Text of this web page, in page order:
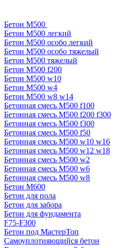
Бетон М500
Бетон М500 легкий
Бетон М500 особо легкий
Бетон М500 особо тяжелый
Бетон М500 тяжелый
Бетон М500 f200
Бетон М500 w10
Бетон М500 w4
Бетон М500 w8 w14
Бетонная смесь М500 f100
Бетонная смесь М500 f200 f300
Бетонная смесь М500 f300
Бетонная смесь М500 f50
Бетонная смесь М500 w10 w16
Бетонная смесь М500 w12 w18
Бетонная смесь М500 w2
Бетонная смесь М500 w6
Бетонная смесь М500 w8
Бетон М600
Бетон для пола
Бетон для забора
Бетон для фундамента
F75-F300
Бетон под МастерТоп
Самоуплотняющийся бетон